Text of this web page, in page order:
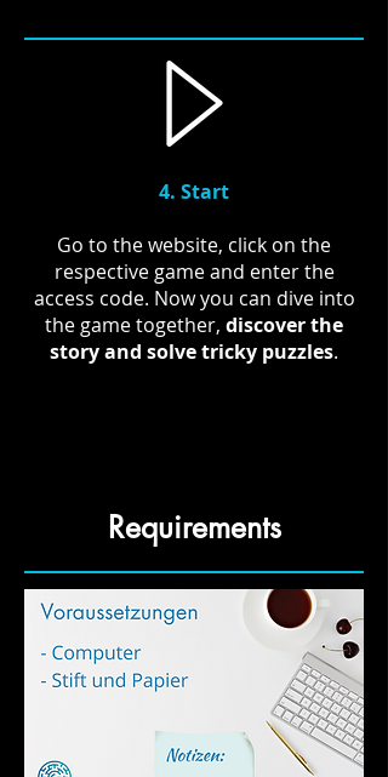
4. Start
Go to the website, click on the
respective game and enter the
access code. Now you can dive into
the game together, discover the
story and solve tricky puzzles.
Requirements